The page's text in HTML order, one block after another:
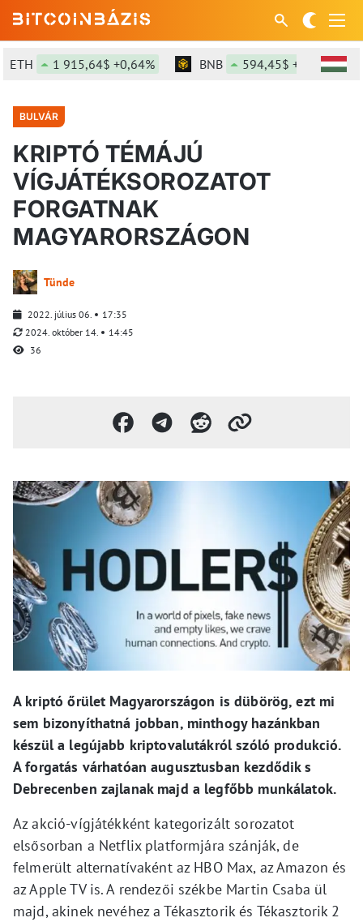
1 915,64$ +0,64% BNB 594,45$ +1,27%
BULVÁR
KRIPTÓ TÉMÁJÚ
VÍGJÁTÉKSOROZATOT
FORGATNAK
MAGYARORSZÁGON
Tünde
2022. július 06.
17:35
2024. október 14.
14:45
36
A kriptó őrület Magyarországon is dübörög, ezt mi
sem bizonyíthatná jobban, minthogy hazánkban
készül a legújabb kriptovalutákról szóló produkció.
A forgatás várhatóan augusztusban kezdődik s
Debrecenben zajlanak majd a legfőbb munkálatok.
Az akció-vígjátékként kategorizált sorozatot
elsősorban a Netflix platformjára szánják, de
felmerült alternatívaként az HBO Max, az Amazon és
az Apple TV is. A rendezői székbe Martin Csaba ül
majd, akinek nevéhez a Tékasztorik és Tékasztorik 2